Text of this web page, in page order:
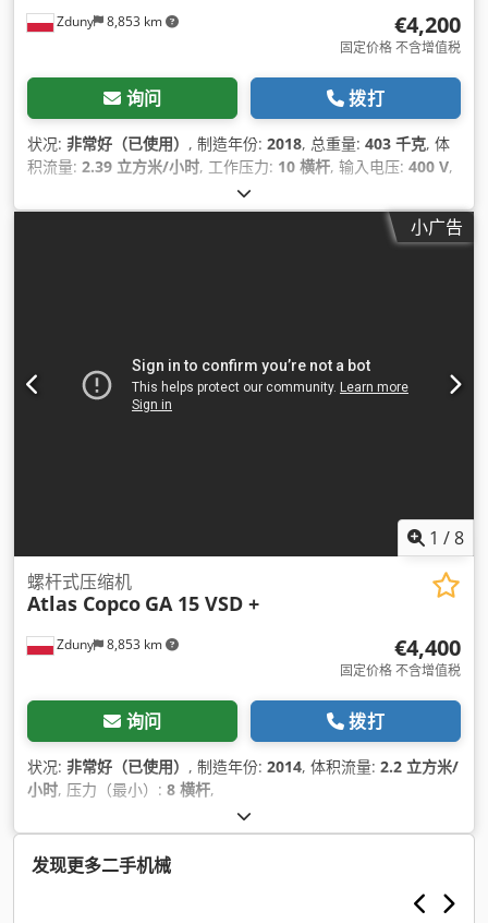
Zduny 8,853 km €4,200
固定价格 不含增值税
询问 拨打
状况: 非常好（已使用） , 制造年份: 2018, 总重量: 403 千克, 体
积流量: 2.39 立方米/小时, 工作压力: 10 横杆, 输入电压: 400 V,
小广告
1 /8
Zduny 8,853 km
螺杆式压缩机
Atlas Copco GA 15 VSD +
€4,400
固定价格 不含增值税
询问 拨打
状况: 非常好（已使用） , 制造年份: 2014, 体积流量: 2.2 立方米/
小时, 压力（最小）: 8 横杆,
发现更多二手机械